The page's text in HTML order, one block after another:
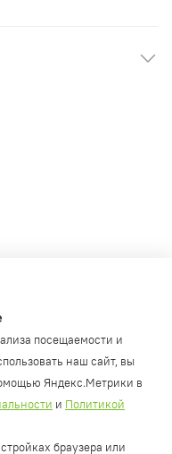
обработки ПД
посещаемости и
наш сайт, вы
Яндекс.Метрики в
и Политикой
браузера или